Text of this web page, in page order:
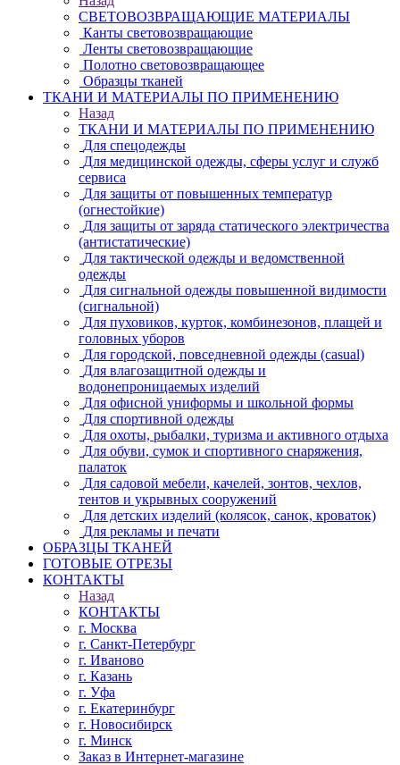
СВЕТОВОЗВРАЩАЮЩИЕ МАТЕРИАЛЫ
Канты световозвращающие
Ленты световозвращающие
Полотно световозвращающее
Образцы тканей
ТКАНИ И МАТЕРИАЛЫ ПО ПРИМЕНЕНИЮ
Назад
ТКАНИ И МАТЕРИАЛЫ ПО ПРИМЕНЕНИЮ
Для спецодежды
Для медицинской одежды, сферы услуг и служб
сервиса
Для защиты от повышенных температур
(огнестойкие)
Для защиты от заряда статического электричества
(антистатические)
Для тактической одежды и ведомственной
одежды
Для сигнальной одежды повышенной видимости
(сигнальной)
Для пуховиков, курток, комбинезонов, плащей и
головных уборов
Для городской, повседневной одежды (casual)
Для влагозащитной одежды и
водонепроницаемых изделий
Для офисной униформы и школьной формы
Для спортивной одежды
Для охоты, рыбалки, туризма и активного отдыха
Для обуви, сумок и спортивного снаряжения,
палаток
Для садовой мебели, качелей, зонтов, чехлов,
тентов и укрывных сооружений
Для детских изделий (колясок, санок, кроваток)
Для рекламы и печати
ОБРАЗЦЫ ТКАНЕЙ
ГОТОВЫЕ ОТРЕЗЫ
КОНТАКТЫ
Назад
КОНТАКТЫ
г. Москва
г. Санкт-Петербург
г. Иваново
г. Казань
г. Уфа
г. Екатеринбург
г. Новосибирск
г. Минск
Заказ в Интернет-магазине